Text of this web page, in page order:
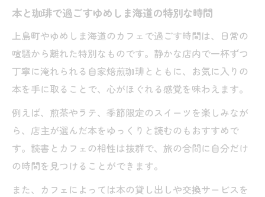
本と珈琲で過ごすゆめしま海道の特別な時間
上島町やゆめしま海道のカフェで過ごす時間は、日常の
喧騒から離れた特別なものです。静かな店内で一杯ずつ
丁寧に淹れられる自家焙煎珈琲とともに、お気に入りの
本を手に取ることで、心がほぐれる感覚を味わえます。
例えば、煎茶やラテ、季節限定のスイーツを楽しみなが
ら、店主が選んだ本をゆっくりと読むのもおすすめで
す。読書とカフェの相性は抜群で、旅の合間に自分だけ
の時間を見つけることができます。
また、カフェによっては本の貸し出しや交換サービスを